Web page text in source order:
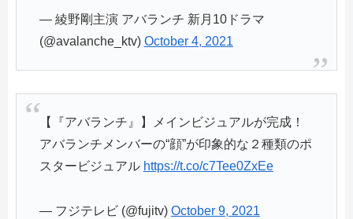
— 綾野剛主演 アバランチ 新月10ドラマ
(@avalanche_ktv) October 4, 2021
【『アバランチ』】メインビジュアルが完成！
アバランチメンバーの“顔”が印象的な２種類のポ
スタービジュアル https://t.co/c7Tee0ZxEe
— フジテレビ (@fujitv) October 9, 2021